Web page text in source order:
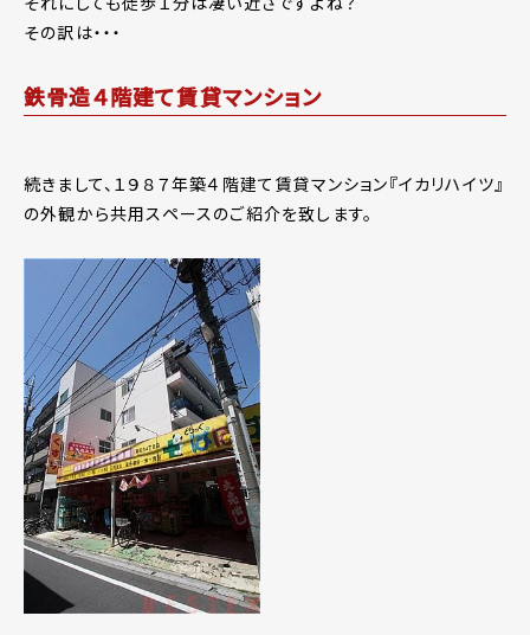
その訳は・・・
鉄骨造４階建て賃貸マンション
続きまして、１９８７年築４階建て賃貸マンション『イカリハイツ』
の外観から共用スペースのご紹介を致します。